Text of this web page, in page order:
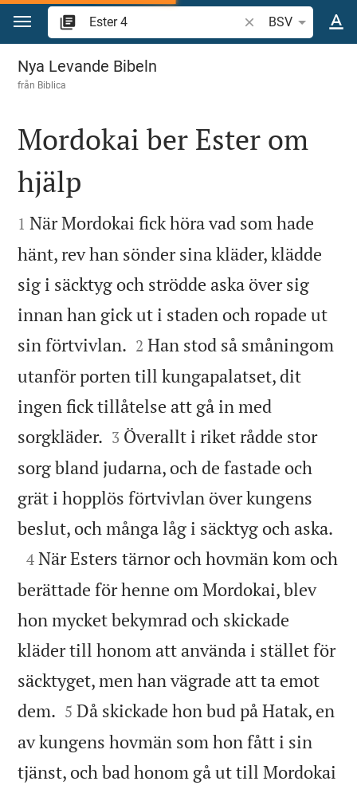
Hoppa till innehåll
Sök bibelvers eller
BSV
Ester 4
Nya Levande Bibeln
från Biblica

Mordokai ber Ester om
hjälp

1 När Mordokai fick höra vad som hade
hänt, rev han sönder sina kläder, klädde
sig i säcktyg och strödde aska över sig
innan han gick ut i staden och ropade ut
sin förtvivlan. 

2 Han stod så småningom
utanför porten till kungapalatset, dit
ingen fick tillåtelse att gå in med
sorgkläder. 

3 Överallt i riket rådde stor
sorg bland judarna, och de fastade och
grät i hopplös förtvivlan över kungens
beslut, och många låg i säcktyg och aska.

4 När Esters tärnor och hovmän kom och
berättade för henne om Mordokai, blev
hon mycket bekymrad och skickade
kläder till honom att använda i stället för
säcktyget, men han vägrade att ta emot
dem. 

5 Då skickade hon bud på Hatak, en
av kungens hovmän som hon fått i sin
tjänst, och bad honom gå ut till Mordokai